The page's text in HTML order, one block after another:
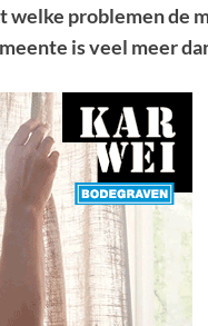
welke problemen de
is veel meer